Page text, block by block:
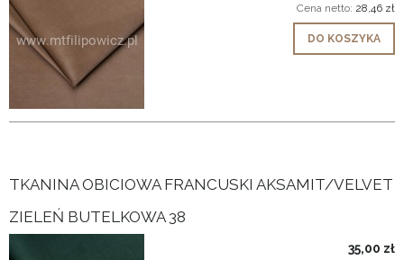
Cena netto: 28,46 zł
DO KOSZYKA
TKANINA OBICIOWA FRANCUSKI AKSAMIT/VELVET
ZIELEŃ BUTELKOWA 38
35,00 zł